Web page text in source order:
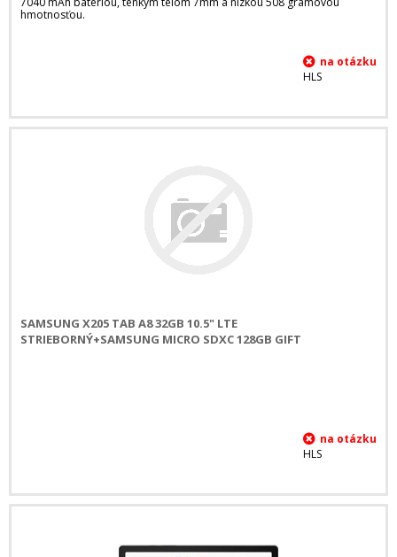
hmotnosťou.
HLS
SAMSUNG X205 TAB A8 32GB 10.5" LTE
STRIEBORNÝ+SAMSUNG MICRO SDXC 128GB GIFT
HLS